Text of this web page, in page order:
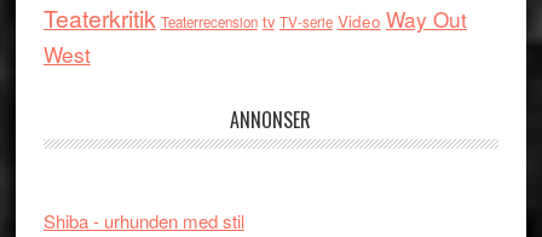
Teaterkritik Teaterrecension tv TV-serie Video Way Out
West
ANNONSER
Shiba - urhunden med stil